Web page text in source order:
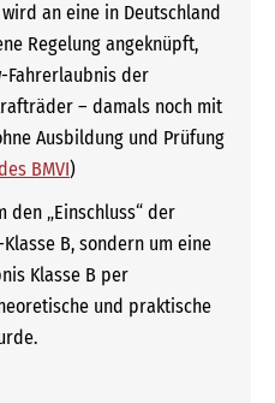
wird an eine in Deutschland
Regelung angeknüpft,
Fahrerlaubnis der
– damals noch mit
Ausbildung und Prüfung
BMVI)
den „Einschluss“ der
B, sondern um eine
Klasse B per
und praktische